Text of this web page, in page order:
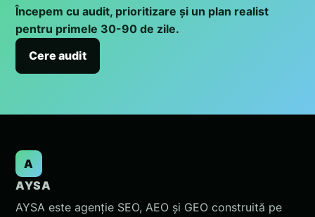
Începem cu audit, prioritizare și un plan realist
pentru primele 30-90 de zile.
Cere audit
A
AYSA
AYSA este agenție SEO, AEO și GEO construită pe